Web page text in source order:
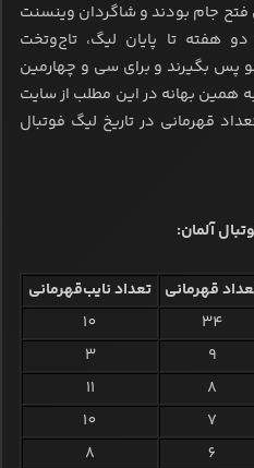
فتح جام بودند و شاگردان وینسنت
هفته تا پایان لیگ، تاج‌وتخت
پس بگیرند و برای سی و چهارمین
همین بهانه در این مطلب از سایت
قهرمانی در تاریخ لیگ فوتبال
آلمان:
قهرمانی تعداد نایب‌قهرمانی
34
10
9
3
8
11
7
10
6
8